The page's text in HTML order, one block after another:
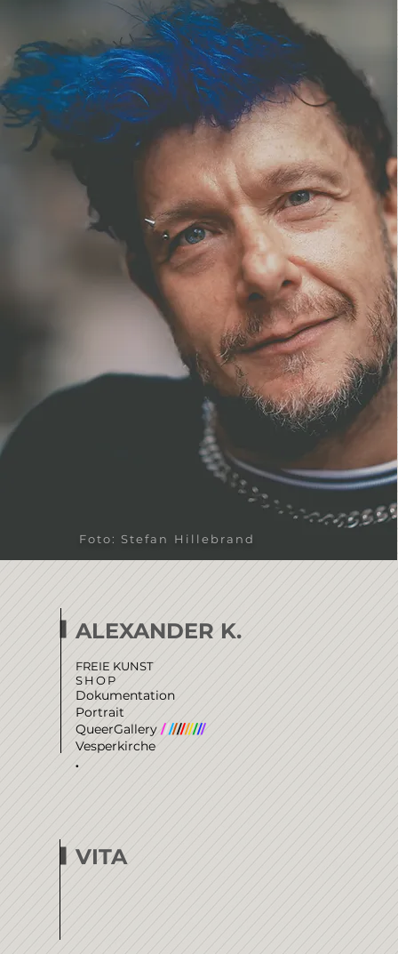
Foto: Stefan Hillebrand
ALEXANDER K.
FREIE KUNST
SHOP
Dokumentation
Portrait
QueerGallery ///////////
Vesperkirche
.
VITA